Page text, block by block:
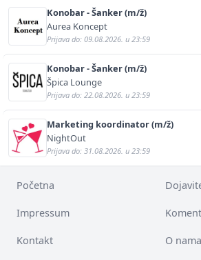
Konobar - Šanker (m/ž)
Aurea Koncept
Prijava do: 09.08.2026. u 23:59
Konobar - Šanker (m/ž)
Špica Lounge
Prijava do: 22.08.2026. u 23:59
Marketing koordinator (m/ž)
NightOut
Prijava do: 31.08.2026. u 23:59
Početna
Impressum
Kontakt O nama